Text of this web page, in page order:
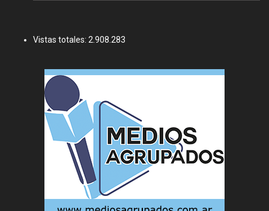
Vistas totales: 2.908.283